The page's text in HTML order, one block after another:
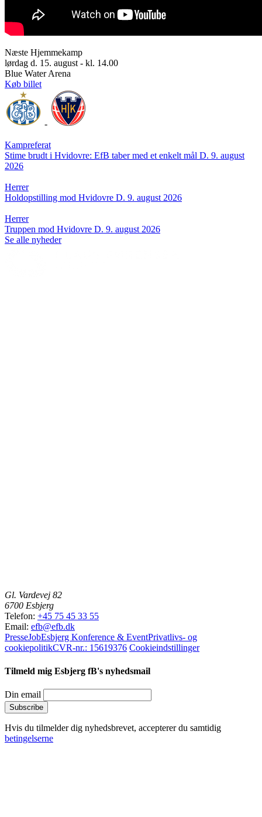
Næste Hjemmekamp
lørdag d. 15. august - kl. 14.00
Blue Water Arena
Køb billet
-
Kampreferat
Stime brudt i Hvidovre: EfB taber med et enkelt mål D. 9. august
2026
Herrer
Holdopstilling mod Hvidovre D. 9. august 2026
Herrer
Truppen mod Hvidovre D. 9. august 2026
Se alle nyheder
Gl. Vardevej 82
6700 Esbjerg
Telefon: +45 75 45 33 55
Email: efb@efb.dk
PresseJobEsbjerg Konference & EventPrivatlivs- og
cookiepolitikCVR-nr.: 15619376 Cookieindstillinger
Tilmeld mig Esbjerg fB's nyhedsmail
Din email
Hvis du tilmelder dig nyhedsbrevet, accepterer du samtidig
betingelserne